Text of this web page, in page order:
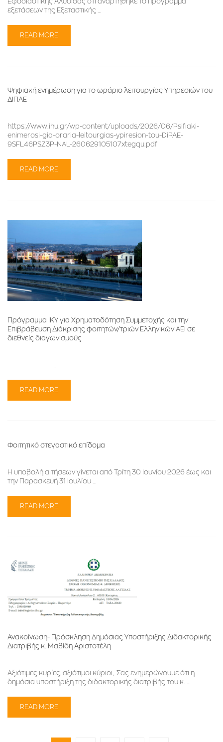
Εφοδιαστικής Αλυσίδας ότι αναρτήθηκε το πρόγραμμα
εξετάσεων της Εξεταστικής …
READ MORE
Ψηφιακή ενημέρωση για το ωράριο λειτουργίας Υπηρεσιών του
ΔΙΠΑΕ
https://www.ihu.gr/wp-content/uploads/2026/06/Psifiaki-
enimerosi-gia-oraria-leitourgias-ypiresion-tou-DiPAE-
9SFL46PSZ3P-NAL-260629105107xtegqu.pdf
READ MORE
Πρόγραμμα ΙΚΥ για Χρηματοδότηση Συμμετοχής και την
Επιβράβευση Διάκρισης φοιτητών/τριών Ελληνικών ΑΕΙ σε
διεθνείς διαγωνισμούς
READ MORE
Φοιτητικό στεγαστικό επίδομα
Η υποβολή αιτήσεων γίνεται από Τρίτη 30 Ιουνίου 2026 έως και
την Παρασκευή 31 Ιουλίου …
READ MORE
Ανακοίνωση- Πρόσκληση Δημόσιας Υποστήριξης Διδακτορικής
Διατριβής κ. Μαβίδη Αριστοτέλη
Αξιότιμες κυρίες, αξιότιμοι κύριοι, Σας ενημερώνουμε ότι η
δημόσια υποστήριξη της διδακτορικής διατριβής του κ. …
READ MORE